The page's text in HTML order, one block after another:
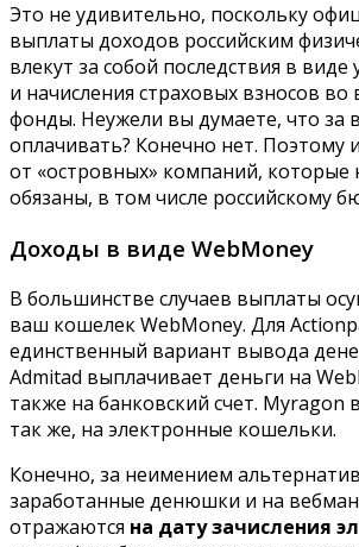
Это не удивительно, поскольку
выплаты доходов российским
влекут за собой последствия в
и начисления страховых взносов
фонды. Неужели вы думаете, что за
оплачивать? Конечно нет. Поэтому
от «островных» компаний, которые
обязаны, в том числе российскому
Доходы в виде WebMoney
В большинстве случаев выплаты
ваш кошелек WebMoney. Для
единственный вариант вывода
Admitad выплачивает деньги на
также на банковский счет. Myragon
так же, на электронные кошельки.
Конечно, за неимением
заработанные денюшки и на
отражаются на дату зачисления